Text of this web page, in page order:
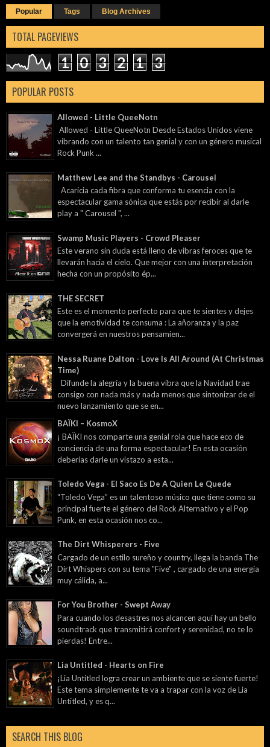
Popular Tags Blog Archives
TOTAL PAGEVIEWS
1 0 3 2 1 3
POPULAR POSTS
Allowed - Little QueeNotn
Allowed - Little QueeNotn Desde Estados Unidos viene
vibrando con un talento tan genial y con un género musical
Rock Punk ...
Matthew Lee and the Standbys - Carousel
Acaricia cada fibra que conforma tu esencia con la
espectacular gama sónica que estás por recibir al darle
play a " Carousel ", ...
Swamp Music Players - Crowd Pleaser
Este verano sin duda está lleno de vibras feroces que te
llevarán hacia el cielo. Que mejor con una interpretación
hecha con un propósito ép...
THE SECRET
Este es el momento perfecto para que te sientes y dejes
que la emotividad te consuma : La añoranza y la paz
convergerá en nuestros pensamien...
Nessa Ruane Dalton - Love Is All Around (At Christmas
Time)
Difunde la alegría y la buena vibra que la Navidad trae
consigo con nada más y nada menos que sintonizar de el
nuevo lanzamiento que se en...
BAÏKI – KosmoX
¡ BAÏKI nos comparte una genial rola que hace eco de
conciencia de una forma espectacular! En esta ocasión
deberías darle un vistazo a esta...
Toledo Vega - El Saco Es De A Quien Le Quede
“Toledo Vega” es un talentoso músico que tiene como su
principal fuerte el género del Rock Alternativo y el Pop
Punk, en esta ocasión nos co...
The Dirt Whisperers - Five
Cargado de un estilo sureño y country, llega la banda The
Dirt Whispers con su tema "Five" , cargado de una energía
muy cálida, a...
For You Brother - Swept Away
Para cuando los desastres nos alcancen aquí hay un bello
soundtrack que transmitirá confort y serenidad, no te lo
pierdas! Entre...
Lia Untitled - Hearts on Fire
¡Lia Untitled logra crear un ambiente que se siente fuerte!
Este tema simplemente te va a trapar con la voz de Lia
Untitled, y es q...
SEARCH THIS BLOG